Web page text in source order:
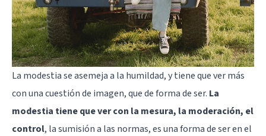
La modestia se asemeja a la humildad, y tiene que ver más
con una cuestión de imagen, que de forma de ser. La
modestia tiene que ver con la mesura, la moderación, el
control, la sumisión a las normas, es una forma de ser en el